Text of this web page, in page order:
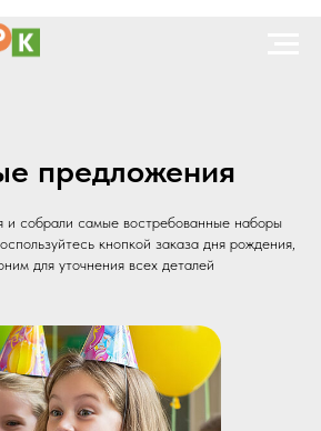
предложения
собрали самые востребованные наборы
кнопкой заказа дня рождения,
для уточнения всех деталей